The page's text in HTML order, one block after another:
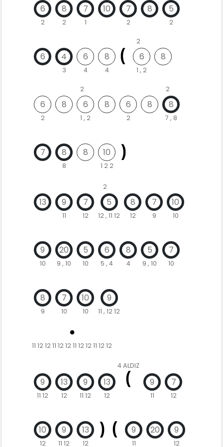
6
2
8
2
7
1
10 7
2
8 5
2
6 4
3
6
4
8
4
2
6
1 , 2
8
6
2
8
2
6
1 , 2
8 6
2
8
2
8
7 , 8
7 8
8
8 10
1 2 2
13 9
11
7
12
2
5
12 , 11 12
8
12
7
9
10
10
9
10
20
9 , 10
5
10
6
5 , 4
8
4
5
9 , 10
7
10
8
9
7
10
10
10
9
11 , 12 12
11 12 12 11 12 12 11 12 12 11 12 12
9
11 12
13
12
9
11 12
13
12
4 ALDIZ
9
11
7
12
10
12
9
11 12
13
12
9
11
20 9
12